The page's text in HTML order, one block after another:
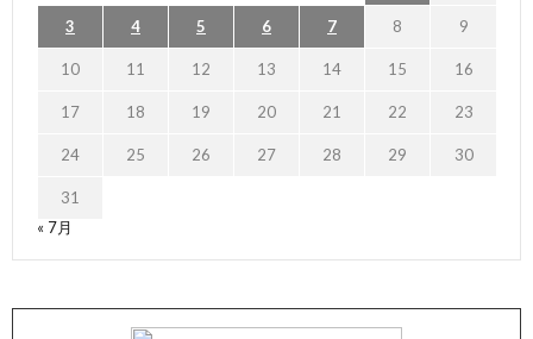
3 4 5 6 7 8 9
10 11 12 13 14 15 16
17 18 19 20 21 22 23
24 25 26 27 28 29 30
31
« 7月